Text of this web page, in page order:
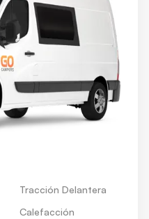
Tracción Delantera
Calefacción